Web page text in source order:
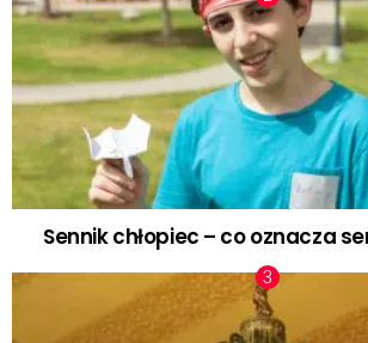
Sennik chłopiec – co oznacza